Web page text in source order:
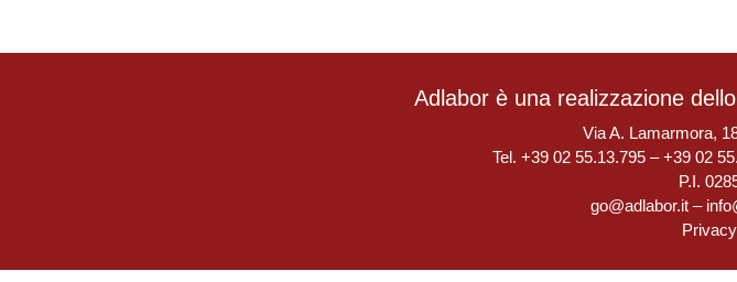
Adlabor è una realizzazione
Via A. Lamarmora,
Tel. +39 02 55.13.795 – +39 02
P.I.
go@adlabor.it–
Privacy